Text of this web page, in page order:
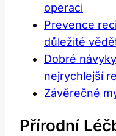
operaci
Prevence
důležité
Dobré
nejrychlejší
Závěrečné
Přírodní